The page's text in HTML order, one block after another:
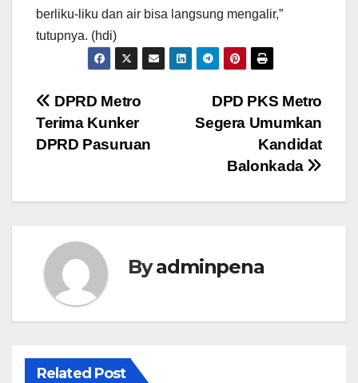
berliku-liku dan air bisa langsung mengalir,”
tutupnya. (hdi)
Navigasi
pos
DPD PKS Metro
Segera Umumkan
Kandidat
Balonkada
DPRD Metro
Terima Kunker
DPRD Pasuruan
Byadminpena
Related Post